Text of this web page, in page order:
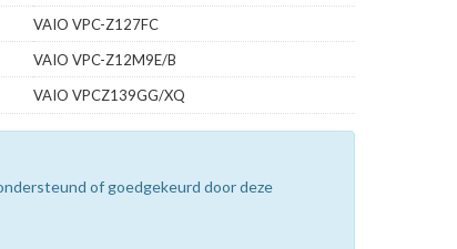
VAIO VPC-Z127FC
VAIO VPC-Z12M9E/B
VAIO VPCZ139GG/XQ
of goedgekeurd door deze